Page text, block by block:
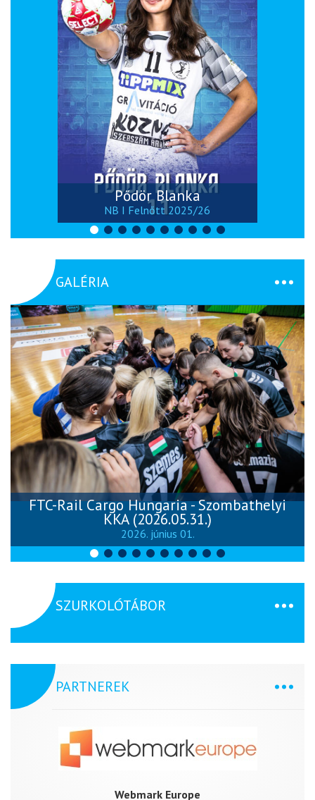
Pődör Blanka
NB I Felnőtt 2025/26
GALÉRIA
FTC-Rail Cargo Hungaria - Szombathelyi
KKA (2026.05.31.)
2026. június 01.
SZURKOLÓTÁBOR
PARTNEREK
Webmark Europe